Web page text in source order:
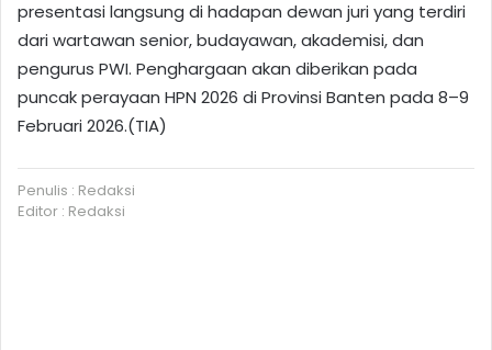
presentasi langsung di hadapan dewan juri yang terdiri
dari wartawan senior, budayawan, akademisi, dan
pengurus PWI. Penghargaan akan diberikan pada
puncak perayaan HPN 2026 di Provinsi Banten pada 8–9
Februari 2026.(TIA)
Penulis : Redaksi
Editor : Redaksi